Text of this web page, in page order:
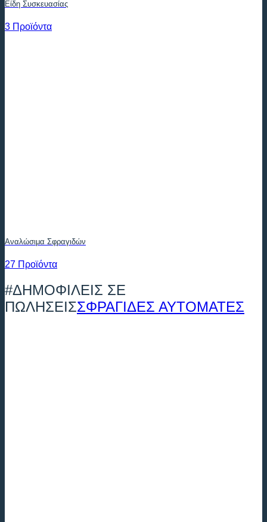
Είδη Συσκευασίας
3 Προϊόντα
Αναλώσιμα Σφραγιδών
27 Προϊόντα
#ΔΗΜΟΦΙΛΕΙΣ ΣΕ
ΠΩΛΗΣΕΙΣΣΦΡΑΓΙΔΕΣ ΑΥΤΟΜΑΤΕΣ